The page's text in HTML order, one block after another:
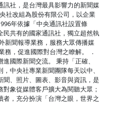
社，是台灣最具影響力的新聞媒
社改組為股份有限公司，以企業
年依據「中央通訊社設置條
共有的國家通訊社，獨立超然執
新聞報導業務，服務大眾傳播媒
務，促進國際對台灣之瞭解。 ．
國際新聞交流。 秉持「正確、
中央社專業新聞團隊每天以中、
、照片、圖表、影音與資訊，是
象從媒體客戶擴大為閱聽大眾；
，充分扮演「台灣之眼，世界之